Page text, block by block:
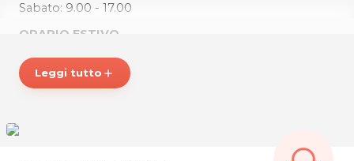
Sabato: 9.00 - 17.00
ORARIO ESTIVO
Dal Martedì al Venerdì: 9.00 - 17.00
Leggi tutto add